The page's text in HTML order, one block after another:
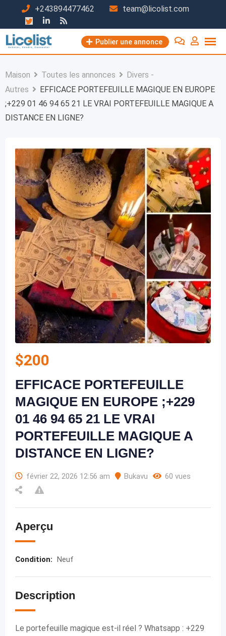
contenu
+243894477462 team@licolist.com
Publier une annonce
Maison Toutes les annonces
Divers -
Autres
EFFICACE PORTEFEUILLE MAGIQUE EN EUROPE
;+229 01 46 94 65 21 LE VRAI PORTEFEUILLE MAGIQUE A
DISTANCE EN LIGNE?
$200
EFFICACE PORTEFEUILLE
MAGIQUE EN EUROPE ;+229
01 46 94 65 21 LE VRAI
PORTEFEUILLE MAGIQUE A
DISTANCE EN LIGNE?
février 22, 2026 12:56 am Bukavu 60 vues
Aperçu
Condition: Neuf
Description
Le portefeuille magique est-il réel ? Whatsapp : +229